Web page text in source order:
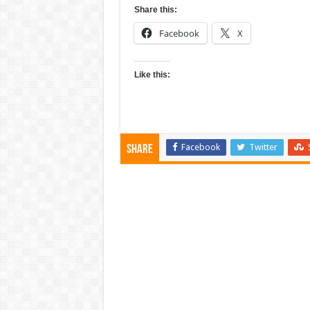
Share this:
Facebook X
Like this:
Share Facebook Twitter